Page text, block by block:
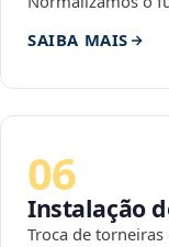
SAIBA MAIS
06
Instalação
Troca de